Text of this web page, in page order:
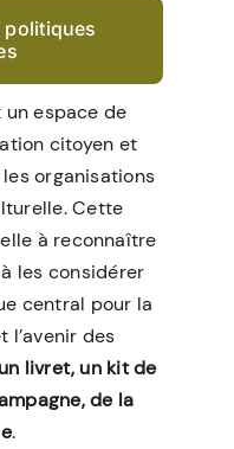
politiques
un espace de
citoyen et
organisations
Cette
à reconnaître
les considérer
central pour la
l’avenir des
un livret, un kit de
de la
.